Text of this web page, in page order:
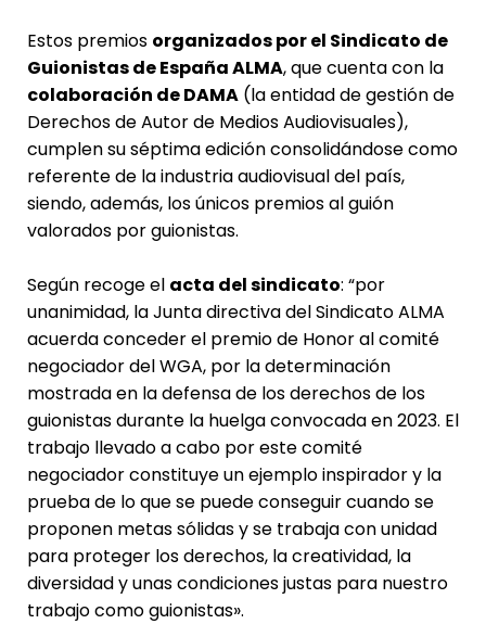
Estos premios organizados por el Sindicato de
Guionistas de España ALMA, que cuenta con la
colaboración de DAMA(la entidad de gestión de
Derechos de Autor de Medios Audiovisuales),
cumplen su séptima edición consolidándose como
referente de la industria audiovisual del país,
siendo, además, los únicos premios al guión
valorados por guionistas.
Según recoge el acta del sindicato: “por
unanimidad, la Junta directiva del Sindicato ALMA
acuerda conceder el premio de Honor al comité
negociador del WGA, por la determinación
mostrada en la defensa de los derechos de los
guionistas durante la huelga convocada en 2023. El
trabajo llevado a cabo por este comité
negociador constituye un ejemplo inspirador y la
prueba de lo que se puede conseguir cuando se
proponen metas sólidas y se trabaja con unidad
para proteger los derechos, la creatividad, la
diversidad y unas condiciones justas para nuestro
trabajo como guionistas».